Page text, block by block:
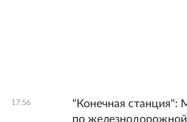
17:56
"Конечная
по